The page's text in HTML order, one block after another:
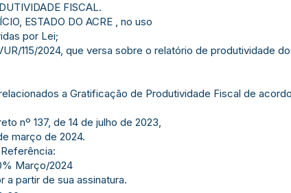
FISCAL.
ESTADO DO ACRE , no uso
por Lei;
115/2024, que versa sobre o relatório de produtividade
a Gratificação de Produtividade Fiscal de
nº 137, de 14 de julho de 2023,
março de 2024.
Março/2024
a partir de sua assinatura.